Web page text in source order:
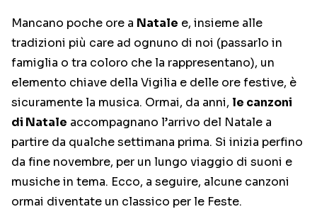
Mancano poche ore a Natale e, insieme alle
tradizioni più care ad ognuno di noi (passarlo in
famiglia o tra coloro che la rappresentano), un
elemento chiave della Vigilia e delle ore festive, è
sicuramente la musica. Ormai, da anni, le canzoni
di Natale accompagnano l’arrivo del Natale a
partire da qualche settimana prima. Si inizia perfino
da fine novembre, per un lungo viaggio di suoni e
musiche in tema. Ecco, a seguire, alcune canzoni
ormai diventate un classico per le Feste.